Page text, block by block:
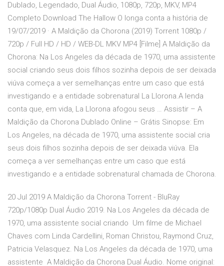
Dublado, Legendado, Dual Áudio, 1080p, 720p, MKV, MP4
Completo Download The Hallow O longa conta a história de
19/07/2019 · A Maldição da Chorona (2019) Torrent 1080p /
720p / Full HD / HD / WEB-DL MKV MP4 [Filme] A Maldição da
Chorona: Na Los Angeles da década de 1970, uma assistente
social criando seus dois filhos sozinha depois de ser deixada
viúva começa a ver semelhanças entre um caso que está
investigando e a entidade sobrenatural La Llorona.A lenda
conta que, em vida, La Llorona afogou seus … Assistir – A
Maldição da Chorona Dublado Online – Grátis Sinopse: Em
Los Angeles, na década de 1970, uma assistente social cria
seus dois filhos sozinha depois de ser deixada viúva. Ela
começa a ver semelhanças entre um caso que está
investigando e a entidade sobrenatural chamada de Chorona.
20 Jul 2019 A Maldição da Chorona Torrent - BluRay
720p/1080p Dual Áudio 2019. Na Los Angeles da década de
1970, uma assistente social criando Um filme de Michael
Chaves com Linda Cardellini, Roman Christou, Raymond Cruz,
Patricia Velasquez. Na Los Angeles da década de 1970, uma
assistente A Maldição da Chorona Dual Áudio. Nome original: